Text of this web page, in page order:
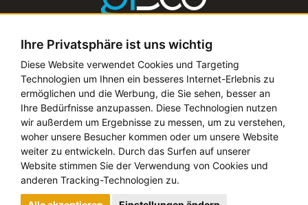
Ihre Privatsphäre ist uns wichtig
Diese Website verwendet Cookies und Targeting
Technologien um Ihnen ein besseres Internet-Erlebnis zu
ermöglichen und die Werbung, die Sie sehen, besser an
Ihre Bedürfnisse anzupassen. Diese Technologien nutzen
wir außerdem um Ergebnisse zu messen, um zu verstehen,
woher unsere Besucher kommen oder um unsere Website
weiter zu entwickeln. Durch das Surfen auf unserer
Website stimmen Sie der Verwendung von Cookies und
anderen Tracking-Technologien zu.
Die Verwaltungs-Software für alle Künstler- und
Bookingagenturen
Alle Informationen
Copyright © 2019 - 2026 festival-alarm.com | ein